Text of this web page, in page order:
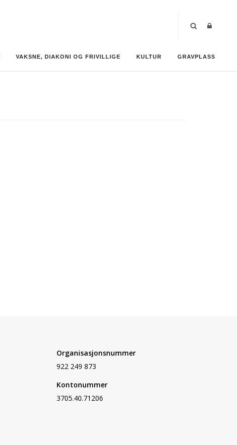
VAKSNE, DIAKONI OG FRIVILLIGE KULTUR GRAVPLASS
Organisasjonsnummer
922 249 873
Kontonummer
3705.40.71206